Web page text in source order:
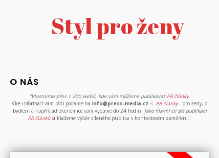
Styl pro ženy
O NÁS
"Vlastníme přes 1 200 webů, kde vám můžeme publikovat PR články.
Více informací vám rádi podáme na info@press-media.cz <. PR články- pro ženy, o
bydlení a například ekonomice vám vydáme do 24 hodin. Jako hlavní cíl při publikaci
PR článkůsi klademe výběr cíleného publika v kontextovém zaměření."